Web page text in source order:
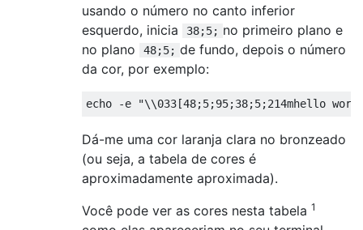
usando o número no canto inferior
esquerdo, inicia
38;5; no primeiro plano e
no plano
48;5; de fundo, depois o número
da cor, por exemplo:
echo -e "\\033[48;5;95;38;5;214mhello
Dá-me uma cor laranja clara no bronzeado
(ou seja, a tabela de cores é
aproximadamente aproximada).
Você pode ver as cores nesta tabela 1